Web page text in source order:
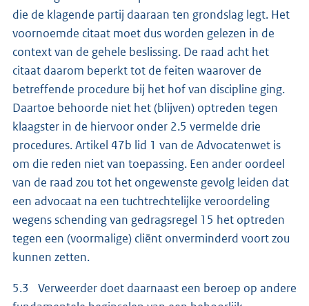
die de klagende partij daaraan ten grondslag legt. Het
voornoemde citaat moet dus worden gelezen in de
context van de gehele beslissing. De raad acht het
citaat daarom beperkt tot de feiten waarover de
betreffende procedure bij het hof van discipline ging.
Daartoe behoorde niet het (blijven) optreden tegen
klaagster in de hiervoor onder 2.5 vermelde drie
procedures. Artikel 47b lid 1 van de Advocatenwet is
om die reden niet van toepassing. Een ander oordeel
van de raad zou tot het ongewenste gevolg leiden dat
een advocaat na een tuchtrechtelijke veroordeling
wegens schending van gedragsregel 15 het optreden
tegen een (voormalige) cliënt onverminderd voort zou
kunnen zetten.
5.3 Verweerder doet daarnaast een beroep op andere